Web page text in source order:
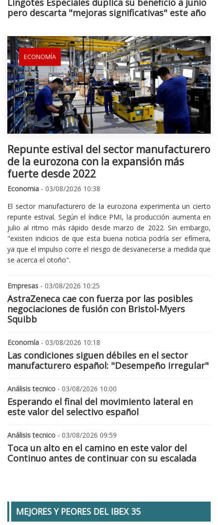
Lingotes Especiales duplica su beneficio a junio
pero descarta "mejoras significativas" este año
ECONOMÍA
Repunte estival del sector manufacturero
de la eurozona con la expansión más
fuerte desde 2022
Economia - 03/08/2026 10:38
El sector manufacturero de la eurozona experimenta un cierto
repunte estival. Según el índice PMI, la producción aumenta en
julio al ritmo más rápido desde marzo de 2022. Sin embargo,
"existen indicios de que esta buena noticia podría ser efímera,
ya que el impulso corre el riesgo de desvanecerse a medida que
se acerca el otoño".
Empresas - 03/08/2026 10:25
AstraZeneca cae con fuerza por las posibles
negociaciones de fusión con Bristol-Myers
Squibb
Economía - 03/08/2026 10:18
Las condiciones siguen débiles en el sector
manufacturero español: "Desempeño irregular"
Análisis tecnico - 03/08/2026 10:00
Esperando el final del movimiento lateral en
este valor del selectivo español
Análisis tecnico - 03/08/2026 09:59
Toca un alto en el camino en este valor del
Continuo antes de continuar con su escalada
MEJORES Y PEORES DEL IBEX 35